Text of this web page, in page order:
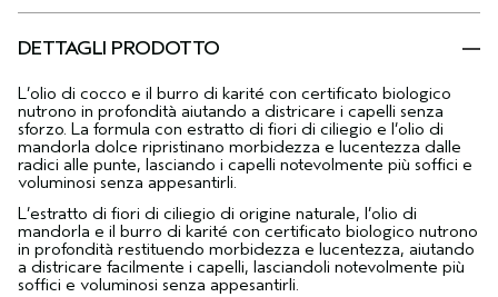
DETTAGLI PRODOTTO
L’olio di cocco e il burro di karité con certificato biologico
nutrono in profondità aiutando a districare i capelli senza
sforzo. La formula con estratto di fiori di ciliegio e l’olio di
mandorla dolce ripristinano morbidezza e lucentezza dalle
radici alle punte, lasciando i capelli notevolmente più soffici e
voluminosi senza appesantirli.
L’estratto di fiori di ciliegio di origine naturale, l’olio di
mandorla e il burro di karité con certificato biologico nutrono
in profondità restituendo morbidezza e lucentezza, aiutando
a districare facilmente i capelli, lasciandoli notevolmente più
soffici e voluminosi senza appesantirli.